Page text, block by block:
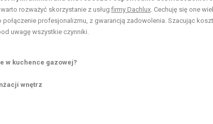
rozważyć skorzystanie z usługfirmy Dachlux. Cechuję się one
połączenie profesjonalizmu, z gwarancją zadowolenia. Szacując
uwagę wszystkie czynniki.
w kuchence gazowej?
wnętrz